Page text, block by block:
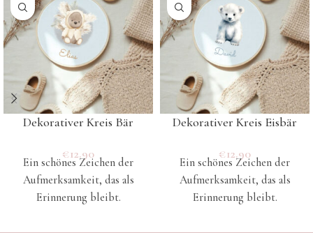
Dekorativer Kreis Bär
€12.90
Ein schönes Zeichen der
Aufmerksamkeit, das als
Erinnerung bleibt.
Dekorativer Kreis Eisbär
€12.90
Ein schönes Zeichen der
Aufmerksamkeit, das als
Erinnerung bleibt.